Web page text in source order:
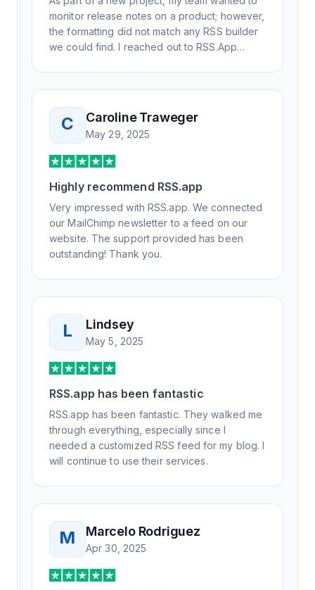
monitor release notes on a product; however,
the formatting did not match any RSS builder
we could find. I reached out to RSS.App
day, but I spoke to someone who was
knowledgeable, kind, and clearly wanted to
understand the issue. It has been a few
weeks, but after many revisions and direct
support, all of my release notes are in a way
that my users understand and find value in.
Honestly, it has been an exceptional
experience, and I will be pushing everyone I
know to RSS.app for their RSS needs.
C Caroline Traweger
May 29, 2025
Highly recommend RSS.app
Very impressed with RSS.app. We connected
our MailChimp newsletter to a feed on our
website. The support provided has been
outstanding! Thank you.
L Lindsey
May 5, 2025
RSS.app has been fantastic
RSS.app has been fantastic. They walked me
through everything, especially since I
needed a customized RSS feed for my blog. I
will continue to use their services.
M Marcelo Rodriguez
Apr 30, 2025